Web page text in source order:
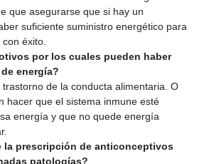
que asegurarse que si hay un
suficiente suministro energético para
éxito.
por los cuales pueden haber
energía?
de la conducta alimentaria. O
hacer que el sistema inmune esté
energía y que no quede energía
la prescripción de anticonceptivos
patologías?